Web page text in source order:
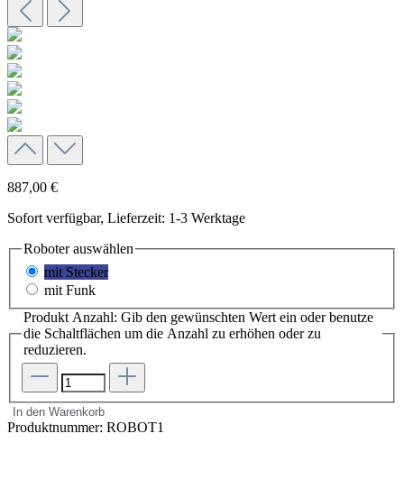
887,00 €
Sofort verfügbar, Lieferzeit: 1-3 Werktage
Roboterauswählen
mit Stecker
mit Funk
Produkt Anzahl: Gib den gewünschten Wert ein oder benutze
die Schaltflächen um die Anzahl zu erhöhen oder zu
reduzieren.
In den Warenkorb
Produktnummer: ROBOT1